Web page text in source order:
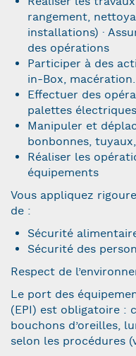
rangement,
installations) ·
des opérations
Participer à des
in-Box,
Effectuer des
palettes
Manipuler et
bonbonnes,
Réaliser les
équipements
Vous appliquez
de :
Sécurité
Sécurité des
Respect de
Le port des
(EPI) est obligatoire :
bouchons d’oreilles,
selon les procédures